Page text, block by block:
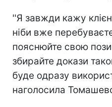
''Я завжди кажу
ніби вже
пояснюйте свою
збирайте докази
буде одразу
наголосила